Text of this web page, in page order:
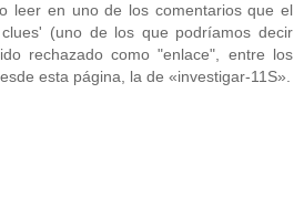
leer en uno de los comentarios que el
(uno de los que podríamos decir
rechazado como "enlace", entre los
esta página, la de «investigar-11S».